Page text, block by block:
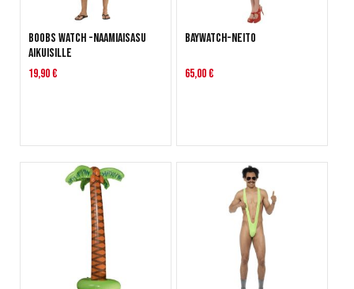
Boobs Watch -naamiaisasu
aikuisille
19,90 €
Baywatch-neito
65,00 €